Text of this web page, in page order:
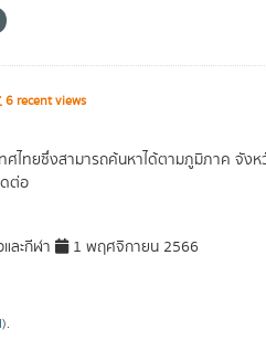
6 recent views
ทศไทยซึ่งสามารถค้นหาได้ตามภูมิภาค จั
ต่อ
ละกีฬา 1 พฤศจิกายน 2566
).